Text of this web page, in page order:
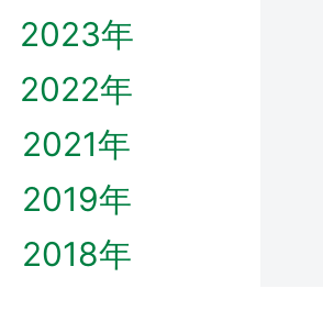
2023年
2022年
2021年
2019年
2018年